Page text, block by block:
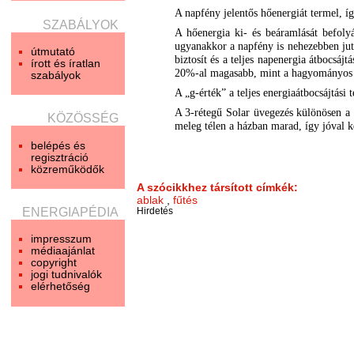
SZABÁLYOK
útmutató
írott és íratlan
szabályok
KÖZÖSSÉG
belépés és
regisztráció
közreműködők
ENERGIAPÉDIA
impresszum
médiaajánlat
copyright
jogi tudnivalók
elérhetőség
A napfény jelentős hőenergiát termel,
A hőenergia ki- és beáramlását
ugyanakkor a napfény is nehezebben
biztosít és a teljes napenergia
20%-al magasabb, mint a
A „g-érték” a teljes energiaátbocsájtási
A 3-rétegű Solar üvegezés különösen
meleg télen a házban marad, így jóval
A szócikkhez társított címkék:
ablak ,fűtés
Hirdetés